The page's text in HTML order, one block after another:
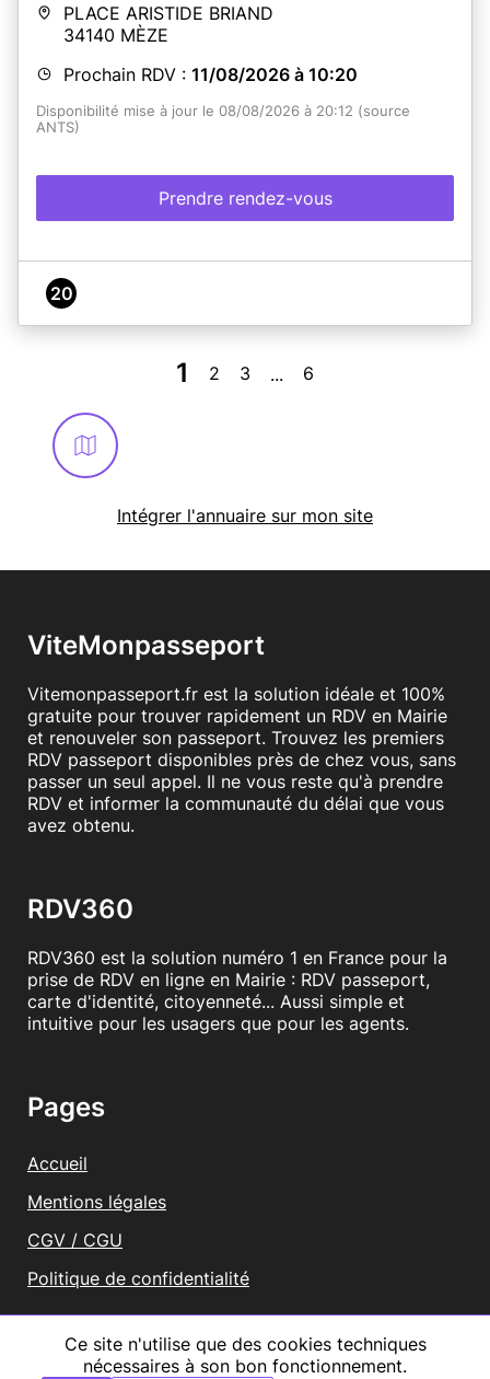
PLACE ARISTIDE BRIAND
34140 MÈZE
Prochain RDV : 11/08/2026 à 10:20
Disponibilité mise à jour le 08/08/2026 à 20:12 (source
ANTS)
Prendre rendez-vous
20
1 2 3 ... 6
Intégrer l'annuaire sur mon site
Ce site n'utilise que des cookies techniques
nécessaires à son bon fonctionnement.
ViteMonpasseport
Vitemonpasseport.fr est la solution idéale et 100%
gratuite pour trouver rapidement un RDV en Mairie
et renouveler son passeport. Trouvez les premiers
RDV passeport disponibles près de chez vous, sans
passer un seul appel. Il ne vous reste qu'à prendre
RDV et informer la communauté du délai que vous
avez obtenu.
RDV360
RDV360 est la solution numéro 1 en France pour la
prise de RDV en ligne en Mairie : RDV passeport,
carte d'identité, citoyenneté... Aussi simple et
intuitive pour les usagers que pour les agents.
Pages
Accueil
Mentions légales
CGV / CGU
Politique de confidentialité
Vous représentez une mairie ?